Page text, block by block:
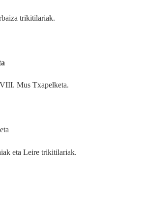
trikitilariak.
Mus Txapelketa.
eta Leire trikitilariak.